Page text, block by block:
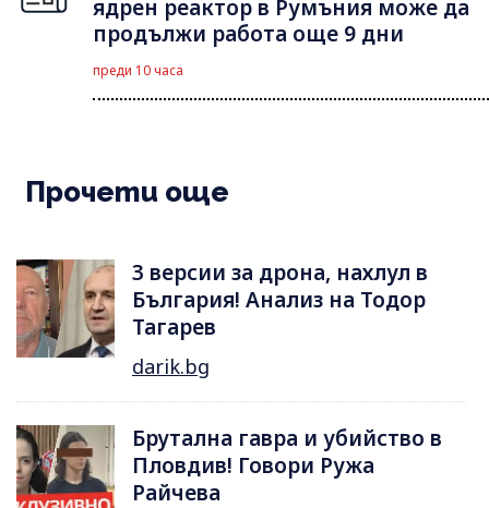
ядрен реактор в Румъния може да
продължи работа още 9 дни
преди 10 часа
Прочети още
3 версии за дрона, нахлул в
България! Анализ на Тодор
Тагарев
darik.bg
Брутална гавра и убийство в
Пловдив! Говори Ружа
Райчева